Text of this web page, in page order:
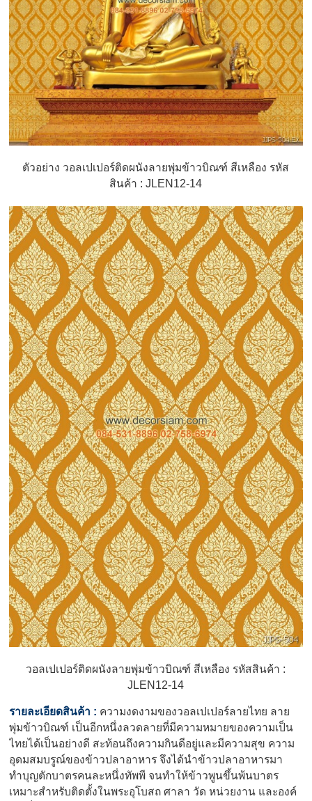
ตัวอย่าง วอลเปเปอร์ติดผนังลายพุ่มข้าวบิณฑ์ สีเหลือง รหัส
สินค้า : JLEN12-14
วอลเปเปอร์ติดผนังลายพุ่มข้าวบิณฑ์ สีเหลือง รหัสสินค้า :
JLEN12-14
รายละเอียดสินค้า : ความงดงามของวอลเปเปอร์ลายไทย ลาย
พุ่มข้าวบิณฑ์ เป็นอีกหนึ่งลวดลายที่มีความหมายของความเป็น
ไทยได้เป็นอย่างดี สะท้อนถึงความกินดีอยู่และมีความสุข ความ
อุดมสมบรูณ์ของข้าวปลาอาหารจึงได้นำข้าวปลาอาหารมา
ทำบุญตักบาตรคนละหนึ่งทัพพี จนทำให้ข้าวพูนขึ้นพ้นบาตร
เหมาะสำหรับติดตั้งในพระอุโบสถ ศาลา วัด หน่วยงาน และองค์